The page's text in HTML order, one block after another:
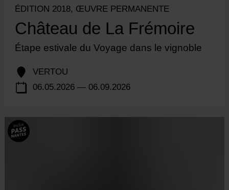
ÉDITION 2018, ŒUVRE PERMANENTE
Château de La Frémoire
Étape estivale du Voyage dans le vignoble
VERTOU
06.05.2026 — 06.09.2026